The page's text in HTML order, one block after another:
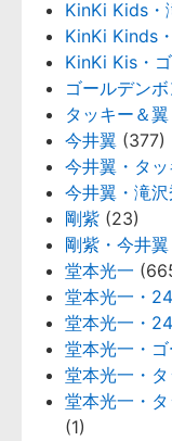
KinKi Kids・
KinKi Kinds
KinKi Kis・
ゴールデン
タッキー＆翼
今井翼 (377)
今井翼・タ
今井翼・滝
剛紫 (23)
剛紫・今井翼
堂本光一
堂本光一・
堂本光一・
堂本光一・
堂本光一・
堂本光一・
(1)